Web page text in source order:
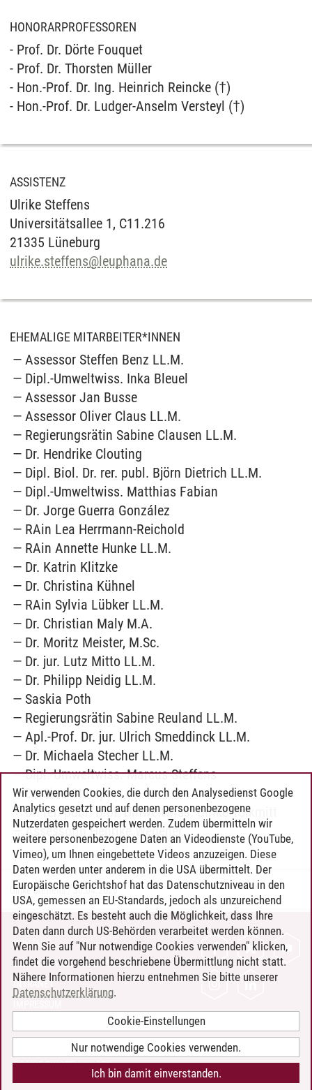
HONORARPROFESSOREN
- Prof. Dr. Dörte Fouquet
- Prof. Dr. Thorsten Müller
- Hon.-Prof. Dr. Ing. Heinrich Reincke (†)
- Hon.-Prof. Dr. Ludger-Anselm Versteyl (†)
ASSISTENZ
Ulrike Steffens
Universitätsallee 1, C11.216
21335 Lüneburg
ulrike.steffens@leuphana.de
EHEMALIGE MITARBEITER*INNEN
Assessor Steffen Benz LL.M.
Dipl.-Umweltwiss. Inka Bleuel
Assessor Jan Busse
Assessor Oliver Claus LL.M.
Regierungsrätin Sabine Clausen LL.M.
Dr. Hendrike Clouting
Dipl. Biol. Dr. rer. publ. Björn Dietrich LL.M.
Dipl.-Umweltwiss. Matthias Fabian
Dr. Jorge Guerra González
RAin Lea Herrmann-Reichold
RAin Annette Hunke LL.M.
Dr. Katrin Klitzke
Dr. Christina Kühnel
RAin Sylvia Lübker LL.M.
Dr. Christian Maly M.A.
Dr. Moritz Meister, M.Sc.
Dr. jur. Lutz Mitto LL.M.
Dr. Philipp Neidig LL.M.
Saskia Poth
Regierungsrätin Sabine Reuland LL.M.
Apl.-Prof. Dr. jur. Ulrich Smeddinck LL.M.
Dr. Michaela Stecher LL.M.
Dipl.-Umweltwiss. Marcus Steffens
Dr. Sina Stumpf
Dr. rer. publ. Dipl. Umweltwiss. Ulrike Tolkmitt
Assessorin Henrike Wegener
Ulrike Steffens/ 30.04.2026
KONTAKT
LEUPHANA ALS ARBEITGEBER
INTRANET
BARRIEREFREIHEIT
COOKIE-EINSTELLUNGEN
Wir verwenden Cookies, die durch den Analysedienst Google
Analytics gesetzt und auf denen personenbezogene
Nutzerdaten gespeichert werden. Zudem übermitteln wir
weitere personenbezogene Daten an Videodienste (YouTube,
Vimeo), um Ihnen eingebettete Videos anzuzeigen. Diese
Daten werden unter anderem in die USA übermittelt. Der
Europäische Gerichtshof hat das Datenschutzniveau in den
USA, gemessen an EU-Standards, jedoch als unzureichend
eingeschätzt. Es besteht auch die Möglichkeit, dass Ihre
Daten dann durch US-Behörden verarbeitet werden können.
Wenn Sie auf "Nur notwendige Cookies verwenden" klicken,
findet die vorgehend beschriebene Übermittlung nicht statt.
Nähere Informationen hierzu entnehmen Sie bitte unserer
Datenschutzerklärung.
Cookie-Einstellungen
Nur notwendige Cookies verwenden.
Ich bin damit einverstanden.